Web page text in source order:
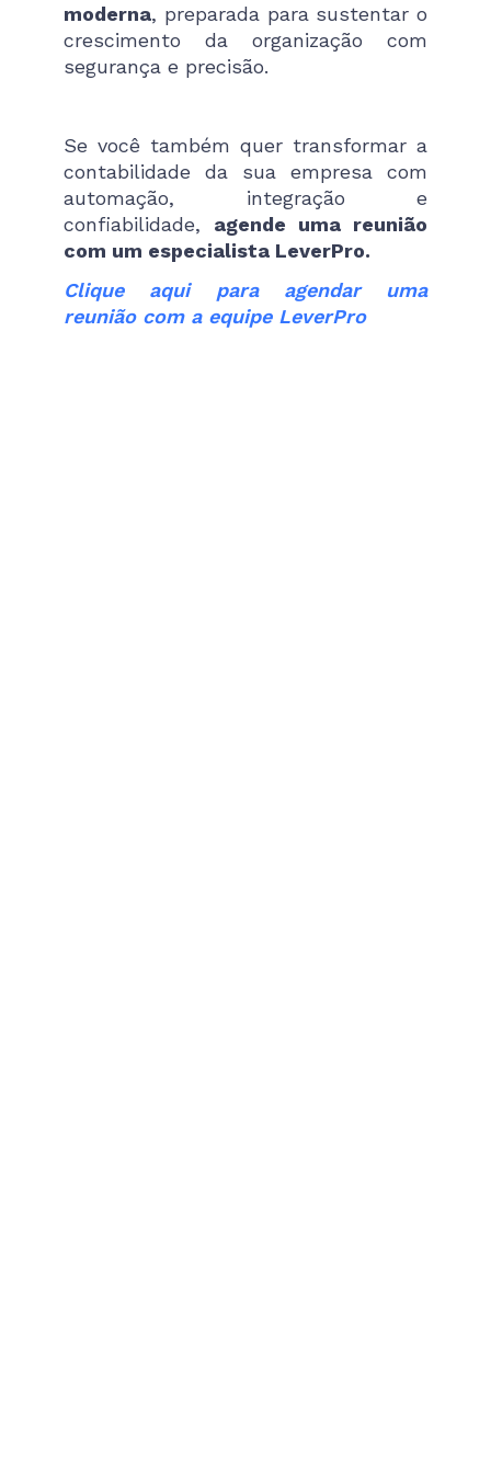
moderna, preparada para sustentar o
crescimento da organização com
segurança e precisão.
Se você também quer transformar a
contabilidade da sua empresa com
automação, integração e
confiabilidade, agende uma reunião
com um especialista LeverPro.
Clique aqui para agendar uma
reunião com a equipe LeverPro